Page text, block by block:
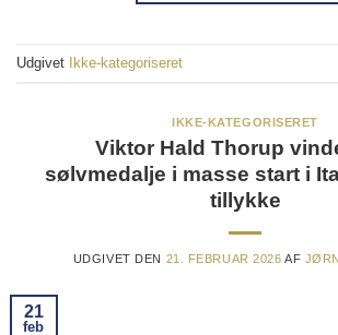
Udgivet Ikke-kategoriseret
IKKE-KATEGORISERET
Viktor Hald Thorup
sølvmedalje i masse start i
tillykke
UDGIVET DEN 21. FEBRUAR 2026 AF
21
feb